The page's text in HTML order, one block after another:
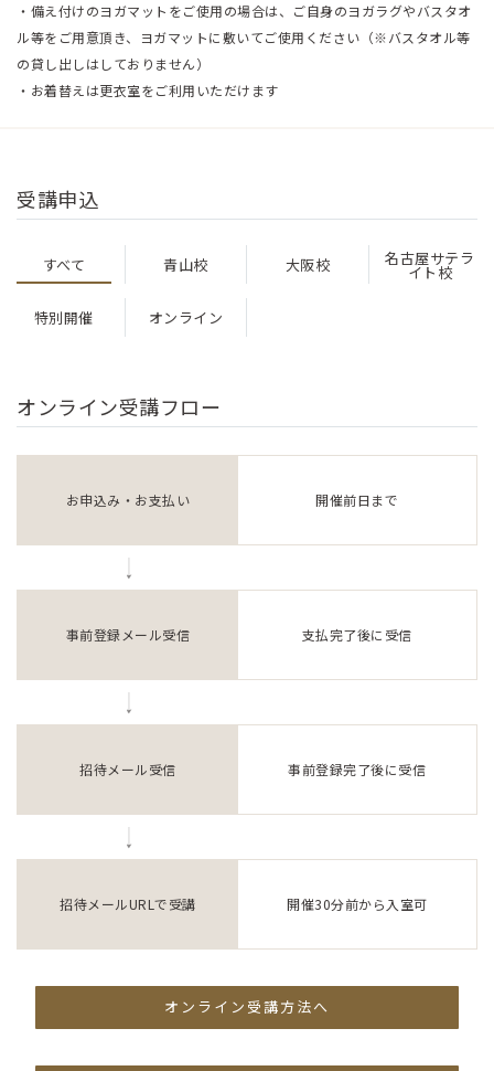
・備え付けのヨガマットをご使用の場合は、ご自身のヨガラグやバスタオ
ル等をご用意頂き、ヨガマットに敷いてご使用ください（※バスタオル等
の貸し出しはしておりません）
・お着替えは更衣室をご利用いただけます
受講申込
すべて 青山校 大阪校 名古屋サテラ
イト校
特別開催 オンライン
オンライン受講フロー
お申込み・お支払い 開催前日まで
事前登録メール受信 支払完了後に受信
招待メール受信 事前登録完了後に受信
招待メールURLで受講 開催30分前から入室可
オンライン受講方法へ